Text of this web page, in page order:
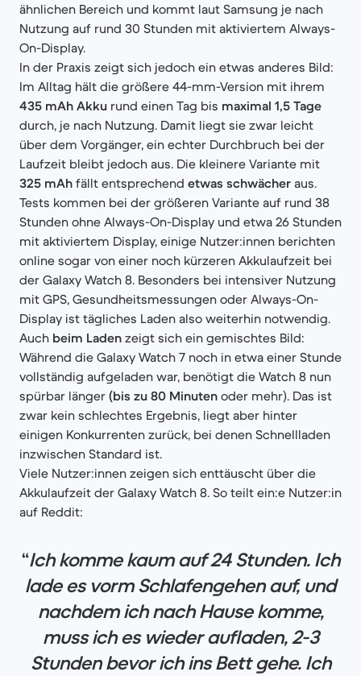
ähnlichen Bereich und kommt laut Samsung je nach
Nutzung auf rund 30 Stunden mit aktiviertem Always-
On-Display.
In der Praxis zeigt sich jedoch ein etwas anderes Bild:
Im Alltag hält die größere 44-mm-Version mit ihrem
435 mAh Akku rund einen Tag bis maximal 1,5 Tage
durch, je nach Nutzung. Damit liegt sie zwar leicht
über dem Vorgänger, ein echter Durchbruch bei der
Laufzeit bleibt jedoch aus. Die kleinere Variante mit
325 mAh fällt entsprechend etwas schwächer aus.
Tests kommen bei der größeren Variante auf rund 38
Stunden ohne Always-On-Display und etwa 26 Stunden
mit aktiviertem Display, einige Nutzer:innen berichten
online sogar von einer noch kürzeren Akkulaufzeit bei
der Galaxy Watch 8. Besonders bei intensiver Nutzung
mit GPS, Gesundheitsmessungen oder Always-On-
Display ist tägliches Laden also weiterhin notwendig.
Auch beim Laden zeigt sich ein gemischtes Bild:
Während die Galaxy Watch 7 noch in etwa einer Stunde
vollständig aufgeladen war, benötigt die Watch 8 nun
spürbar länger (bis zu 80 Minuten oder mehr). Das ist
zwar kein schlechtes Ergebnis, liegt aber hinter
einigen Konkurrenten zurück, bei denen Schnellladen
inzwischen Standard ist.
Viele Nutzer:innen zeigen sich enttäuscht über die
Akkulaufzeit der Galaxy Watch 8. So teilt ein:e Nutzer:in
auf Reddit:
“Ich komme kaum auf 24 Stunden. Ich
lade es vorm Schlafengehen auf, und
nachdem ich nach Hause komme,
muss ich es wieder aufladen, 2-3
Stunden bevor ich ins Bett gehe. Ich